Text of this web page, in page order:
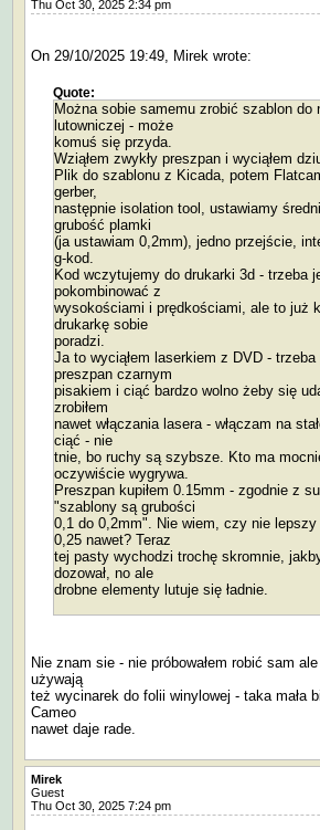
Thu Oct 30, 2025 2:34 pm
On 29/10/2025 19:49, Mirek wrote:
Quote:
Można sobie samemu zrobić szablon do
lutowniczej - może
komuś się przyda.
Wziąłem zwykły preszpan i wyciąłem
Plik do szablonu z Kicada, potem
gerber,
następnie isolation tool, ustawiamy
grubość plamki
(ja ustawiam 0,2mm), jedno przejście,
g-kod.
Kod wczytujemy do drukarki 3d - trzeba
pokombinować z
wysokościami i prędkościami, ale to już
drukarkę sobie
poradzi.
Ja to wyciąłem laserkiem z DVD - trzeba
preszpan czarnym
pisakiem i ciąć bardzo wolno żeby się
zrobiłem
nawet włączania lasera - włączam na
ciąć - nie
tnie, bo ruchy są szybsze. Kto ma
oczywiście wygrywa.
Preszpan kupiłem 0.15mm - zgodnie z
"szablony są grubości
0,1 do 0,2mm". Nie wiem, czy nie lepszy
0,25 nawet? Teraz
tej pasty wychodzi trochę skromnie,
dozował, no ale
drobne elementy lutuje się ładnie.
Nie znam sie - nie próbowałem robić sam
używają
też wycinarek do folii winylowej - taka mała
Cameo
nawet daje rade.
Mirek
Guest
Thu Oct 30, 2025 7:24 pm